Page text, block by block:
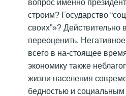
вопрос именно
строим? Государство
своих”»? Действительно
переоценить.
всего в на-стоящее
экономику также
жизни населения
бедностью и